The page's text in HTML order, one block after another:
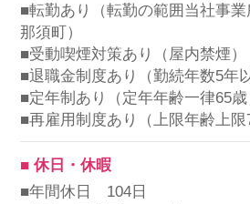
■転勤あり（転勤の範囲当社事
那須町）
■受動喫煙対策あり（屋内禁煙）
■退職金制度あり（勤続年数5年
■定年制あり（定年年齢一律65歳
■再雇用制度あり（上限年齢上限
■ 休日・休暇
■年間休日 104日